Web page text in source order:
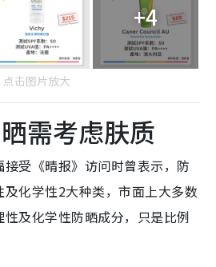
+4
点击图片放大
需考虑肤质
受《晴报》访问时曾表示，防
化学性2大种类，市面上大多数
及化学性防晒成分，只是比例